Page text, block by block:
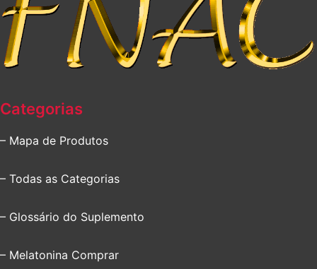
Categorias
– Mapa de Produtos
– Todas as Categorias
– Glossário do Suplemento
– Melatonina Comprar